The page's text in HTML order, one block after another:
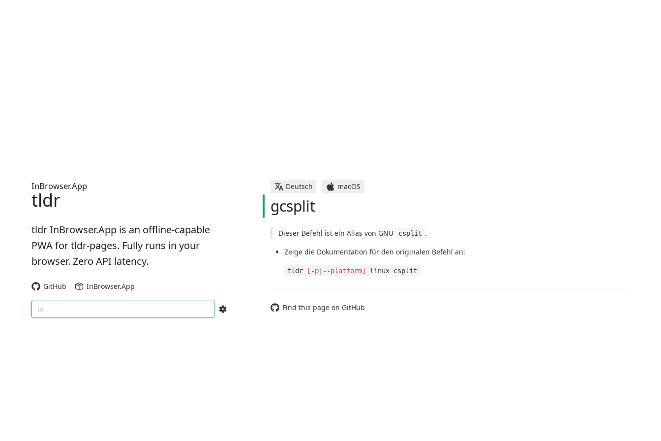
InBrowser.App
tldr
tldr InBrowser.App is an offline-capable
PWA for tldr-pages. Fully runs in your
browser. Zero API latency.
GitHub InBrowser.App
ln
Deutsch macOS
gcsplit
Dieser Befehl ist ein Alias von GNU csplit .
Zeige die Dokumentation für den originalen Befehl an:
tldr [-p|--platform] linux csplit
Find this page on GitHub